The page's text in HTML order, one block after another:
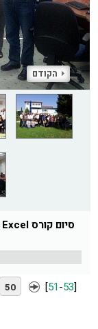
הקודם
50 [51-53]